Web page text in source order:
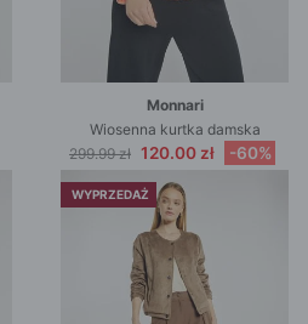
Monnari
Wiosenna kurtka damska
299.99 zł 120.00 zł -60%
WYPRZEDAŻ